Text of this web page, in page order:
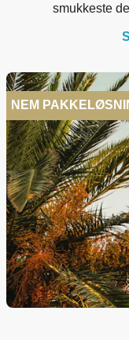
smukkeste
NEM